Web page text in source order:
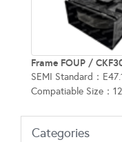
Frame FOUP /
SEMI Standard：
Compatiable Size：
Categories